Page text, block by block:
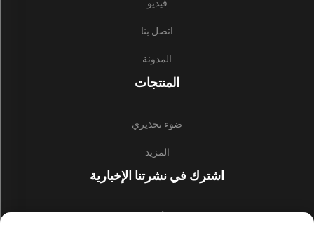
فيديو
اتصل بنا
المدونة
المنتجات
ضوء تحذيري
المزيد
اشترك في نشرتنا الإخبارية